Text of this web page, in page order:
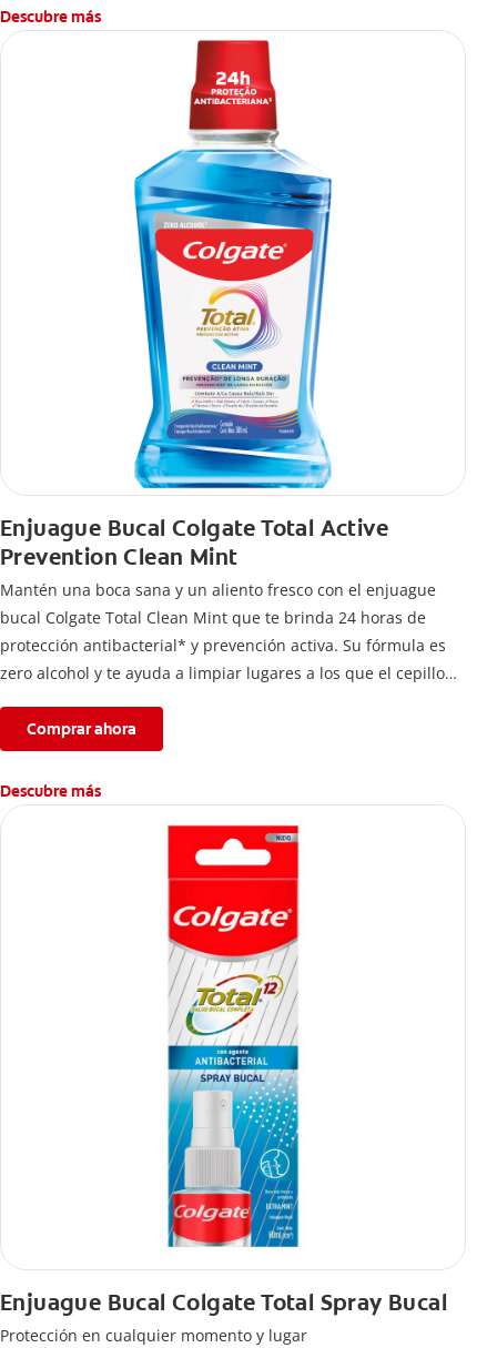
Descubre más
Enjuague Bucal Colgate Total Active
Prevention Clean Mint
Mantén una boca sana y un aliento fresco con el enjuague
bucal Colgate Total Clean Mint que te brinda 24 horas de
protección antibacterial* y prevención activa. Su fórmula es
zero alcohol y te ayuda a limpiar lugares a los que el cepillo
Comprar ahora
Descubre más
Enjuague Bucal Colgate Total Spray Bucal
Protección en cualquier momento y lugar